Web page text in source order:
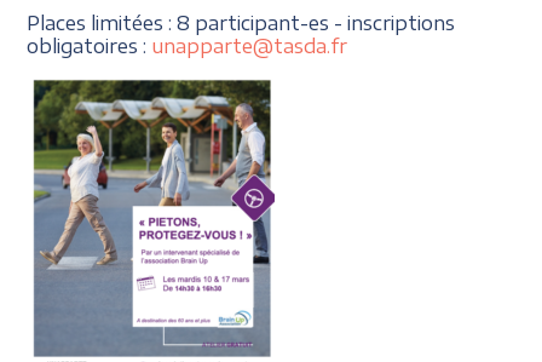
Places limitées : 8 participant-es - inscriptions
obligatoires : unapparte@tasda.fr